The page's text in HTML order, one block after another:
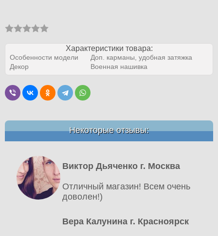
Характеристики товара:
Особенности модели
Доп. карманы, удобная затяжка
Декор
Военная нашивка
Некоторые отзывы:
Виктор Дьяченко г. Москва
Отличный магазин! Всем очень
доволен!)
Вера Калунина г. Красноярск